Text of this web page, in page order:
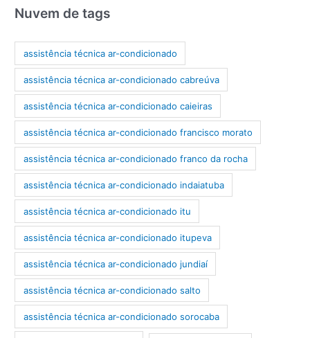
Nuvem de tags
assistência técnica ar-condicionado
assistência técnica ar-condicionado cabreúva
assistência técnica ar-condicionado caieiras
assistência técnica ar-condicionado francisco morato
assistência técnica ar-condicionado franco da rocha
assistência técnica ar-condicionado indaiatuba
assistência técnica ar-condicionado itu
assistência técnica ar-condicionado itupeva
assistência técnica ar-condicionado jundiaí
assistência técnica ar-condicionado salto
assistência técnica ar-condicionado sorocaba